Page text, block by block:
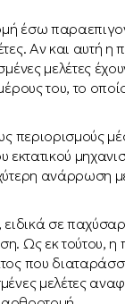
έσω
Αν και αυτή
μελέτες
του, το
περιορισμούς
εκτατικού
ανάρρωση
σε
Ως εκ τούτου, η
που
μελέτες